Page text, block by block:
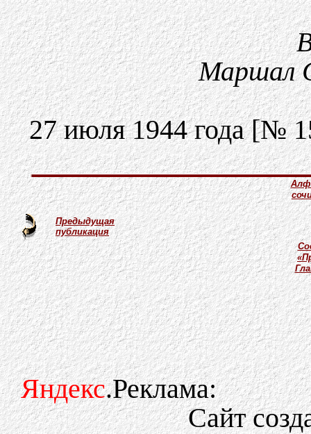
Маршал
27 июля 1944 года [№
Предыдущая
публикация
Яндекс.Реклама:
Сайт